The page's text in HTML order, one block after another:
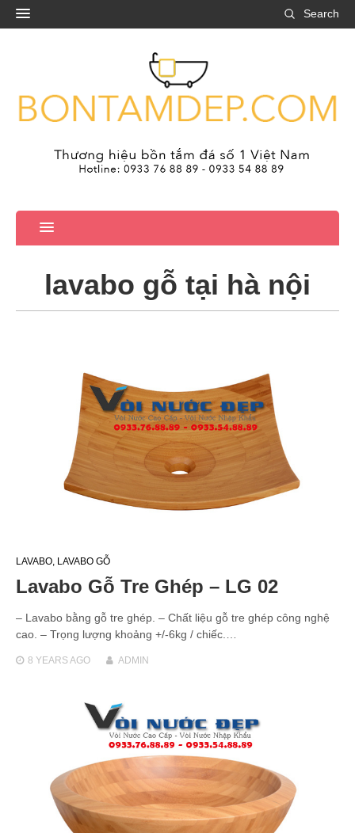
Search
lavabo gỗ tại hà nội
LAVABO, LAVABO GỖ
Lavabo Gỗ Tre Ghép – LG 02
– Lavabo bằng gỗ tre ghép. – Chất liệu gỗ tre ghép công nghệ
cao. – Trọng lượng khoảng +/-6kg / chiếc.…
8 YEARSAGO ADMIN